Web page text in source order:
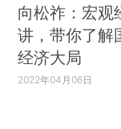
向松祚：宏观
讲，带你了解
经济大局
2022年04月06日